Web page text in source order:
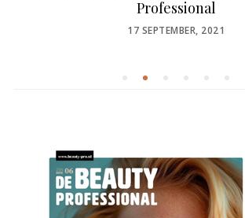
Professional
POSTED
17 SEPTEMBER, 2021